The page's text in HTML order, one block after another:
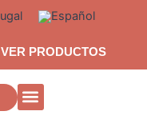
VER PRODUCTOS